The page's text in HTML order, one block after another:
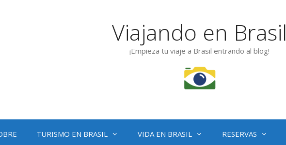
Viajando en Brasil
¡Empieza tu viaje a Brasil entrando al blog!
TURISMO EN BRASIL VIDA EN BRASIL RESERVAS